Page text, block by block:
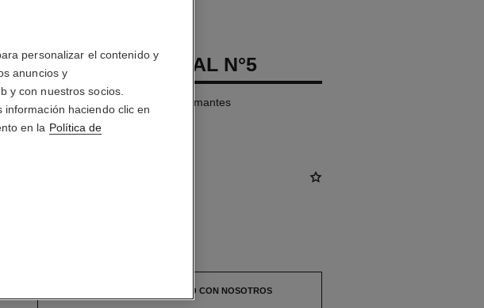
COLLAR ETERNAL N°5
Oro blanco de 18 quilates y diamantes
PÓNGASE EN CONTACTO CON NOSOTROS
personalizar el contenido y
anuncios y
y con nuestros socios.
haciendo clic en
en la Política de